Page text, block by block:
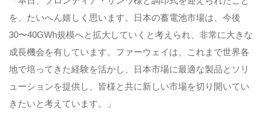
を、たいへん嬉しく思います。日本の蓄電池市場は、今後
30〜40GWh規模へと拡大していくと考えられ、非常に大きな
成長機会を有しています。ファーウェイは、これまで世界各
地で培ってきた経験を活かし、日本市場に最適な製品とソリ
ューションを提供し、皆様と共に新しい市場を切り開いてい
きたいと考えています。」